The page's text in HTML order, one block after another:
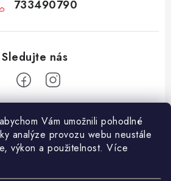
Vám umožnili pohodlné
analýze provozu webu neustále
výkon a použitelnost. Více
733490790